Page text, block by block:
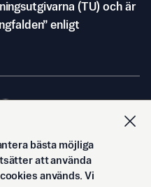
(TU) och är
enligt
bästa möjliga
att använda
används. Vi